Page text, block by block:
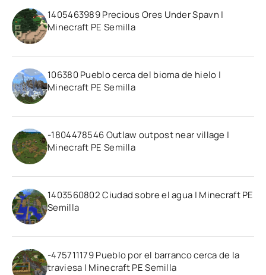
1405463989 Precious Ores Under Spavn |
Minecraft PE Semilla
106380 Pueblo cerca del bioma de hielo |
Minecraft PE Semilla
-1804478546 Outlaw outpost near village |
Minecraft PE Semilla
1403560802 Ciudad sobre el agua | Minecraft PE
Semilla
-475711179 Pueblo por el barranco cerca de la
traviesa | Minecraft PE Semilla